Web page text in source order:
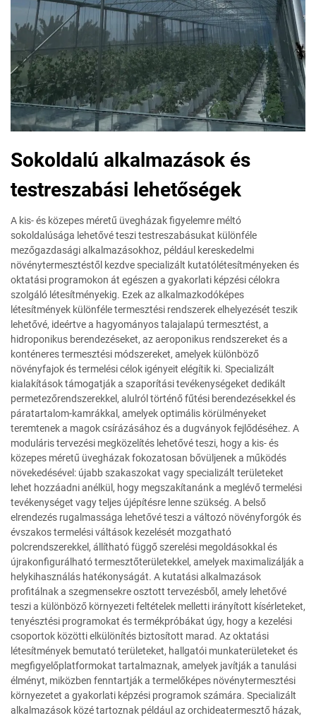
Sokoldalú alkalmazások és
testreszabási lehetőségek
A kis- és közepes méretű üvegházak figyelemre méltó
sokoldalúsága lehetővé teszi testreszabásukat különféle
mezőgazdasági alkalmazásokhoz, például kereskedelmi
növénytermesztéstől kezdve specializált kutatólétesítményeken és
oktatási programokon át egészen a gyakorlati képzési célokra
szolgáló létesítményekig. Ezek az alkalmazkodóképes
létesítmények különféle termesztési rendszerek elhelyezését teszik
lehetővé, ideértve a hagyományos talajalapú termesztést, a
hidroponikus berendezéseket, az aeroponikus rendszereket és a
konténeres termesztési módszereket, amelyek különböző
növényfajok és termelési célok igényeit elégítik ki. Specializált
kialakítások támogatják a szaporítási tevékenységeket dedikált
permetezőrendszerekkel, alulról történő fűtési berendezésekkel és
páratartalom-kamrákkal, amelyek optimális körülményeket
teremtenek a magok csírázásához és a dugványok fejlődéséhez. A
moduláris tervezési megközelítés lehetővé teszi, hogy a kis- és
közepes méretű üvegházak fokozatosan bővüljenek a működés
növekedésével: újabb szakaszokat vagy specializált területeket
lehet hozzáadni anélkül, hogy megszakítanánk a meglévő termelési
tevékenységet vagy teljes újépítésre lenne szükség. A belső
elrendezés rugalmassága lehetővé teszi a változó növényforgók és
évszakos termelési váltások kezelését mozgatható
polcrendszerekkel, állítható függő szerelési megoldásokkal és
újrakonfigurálható termesztőterületekkel, amelyek maximalizálják a
helykihasználás hatékonyságát. A kutatási alkalmazások
profitálnak a szegmensekre osztott tervezésből, amely lehetővé
teszi a különböző környezeti feltételek melletti irányított kísérleteket,
tenyésztési programokat és termékpróbákat úgy, hogy a kezelési
csoportok közötti elkülönítés biztosított marad. Az oktatási
létesítmények bemutató területeket, hallgatói munkaterületeket és
megfigyelőplatformokat tartalmaznak, amelyek javítják a tanulási
élményt, miközben fenntartják a termelőképes növénytermesztési
környezetet a gyakorlati képzési programok számára. Specializált
alkalmazások közé tartoznak például az orchideatermesztő házak,